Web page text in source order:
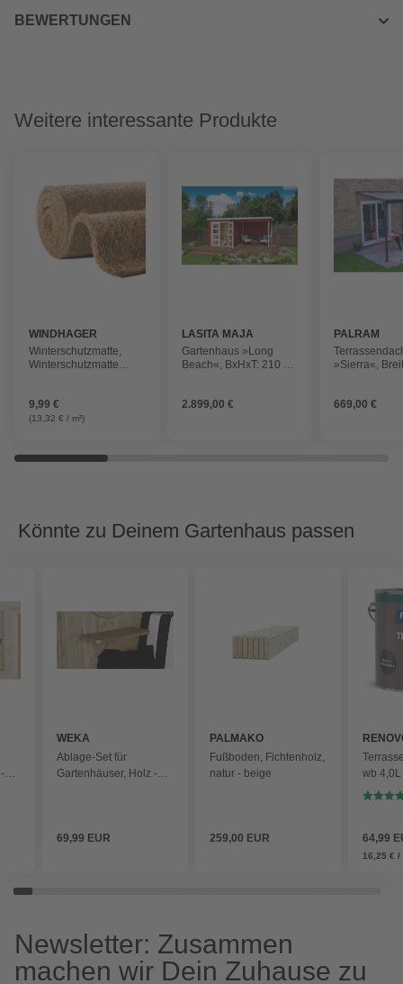
BEWERTUNGEN
Weitere interessante Produkte
WINDHAGER
Winterschutzmatte,
Winterschutzmatte
9,99 €
(13,32 € / m²)
LASITA MAJA
Gartenhaus »Long
Beach«, BxHxT: 210 x
Dachüberstand), Holz
2.899,00 €
PALRAM
»Sierra«,
669,00 €
Könnte zu Deinem Gartenhaus passen
WEKA
Ablage-Set für
Gartenhäuser, Holz -
69,99 EUR
PALMAKO
Fußboden, Fichtenholz,
natur - beige
259,00 EUR
wb
7016 -
64,99
16,25 € /
Newsletter: Zusammen
machen wir Dein Zuhause zu